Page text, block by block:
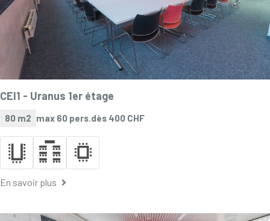
CEI1 - Uranus 1er étage
80 m2 max 60 pers.dès 400 CHF
En savoir plus